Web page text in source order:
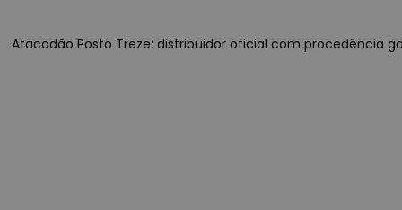
Atacadão Posto Treze: distribuidor oficial com procedência